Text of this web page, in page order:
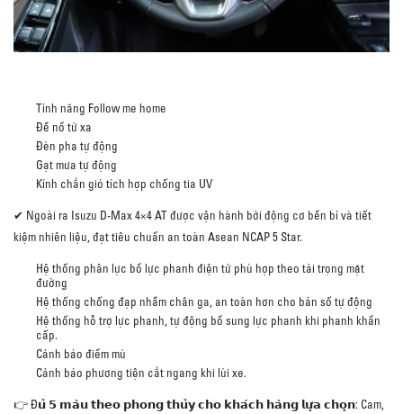
Tính năng Follow me home
Đề nổ từ xa
Đèn pha tự động
Gạt mưa tự động
Kính chắn gió tích hợp chống tia UV
✔ Ngoài ra Isuzu D-Max 4×4 AT được vận hành bởi động cơ bền bỉ và tiết
kiệm nhiên liệu, đạt tiêu chuẩn an toàn Asean NCAP 5 Star.
Hệ thống phân lực bổ lực phanh điện tử phù hợp theo tải trọng mặt
đường
Hệ thống chống đạp nhầm chân ga, an toàn hơn cho bản số tự động
Hệ thống hỗ trợ lực phanh, tự động bổ sung lực phanh khi phanh khẩn
cấp.
Cảnh báo điểm mù
Cảnh báo phương tiện cắt ngang khi lùi xe.
👉 Đ𝘂̉ 𝟱 𝗺𝗮̀𝘂 𝘁𝗵𝗲𝗼 𝗽𝗵𝗼𝗻𝗴 𝘁𝗵𝘂̉𝘆 𝗰𝗵𝗼 𝗸𝗵𝗮́𝗰𝗵 𝗵𝗮̀𝗻𝗴 𝗹𝘂̛̣𝗮 𝗰𝗵𝗼̣𝗻: Cam,